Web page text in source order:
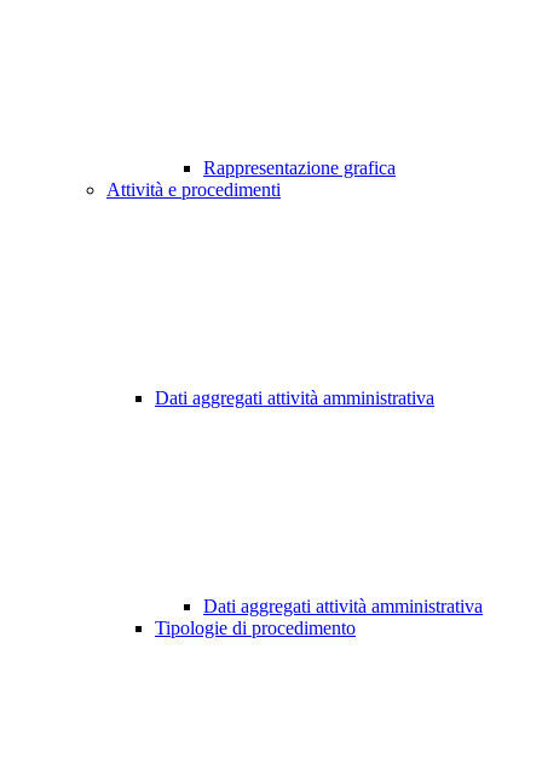
Rappresentazione grafica
Attività e procedimenti
Dati aggregati attività amministrativa
Dati aggregati attività amministrativa
Tipologie di procedimento